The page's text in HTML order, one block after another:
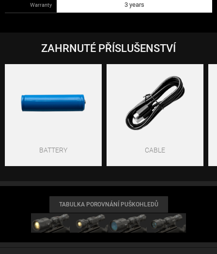
Warranty 3 years
ZAHRNUTÉ PŘÍSLUŠENSTVÍ
BATTERY CABLE
TABULKA POROVNÁNÍ PUŠKOHLEDŮ